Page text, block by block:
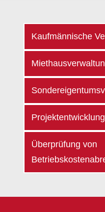
Kaufmännische
Projektentwicklung
Überprüfung von